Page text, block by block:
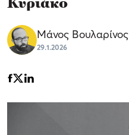
Κυριάκο
Μάνος Βουλαρίνος
29.1.2026